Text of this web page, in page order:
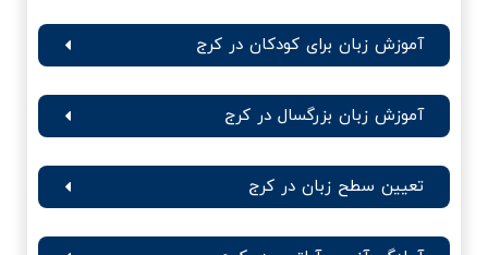
آموزش زبان برای کودکان در کرج
آموزش زبان بزرگسال در کرج
تعیین سطح زبان در کرج